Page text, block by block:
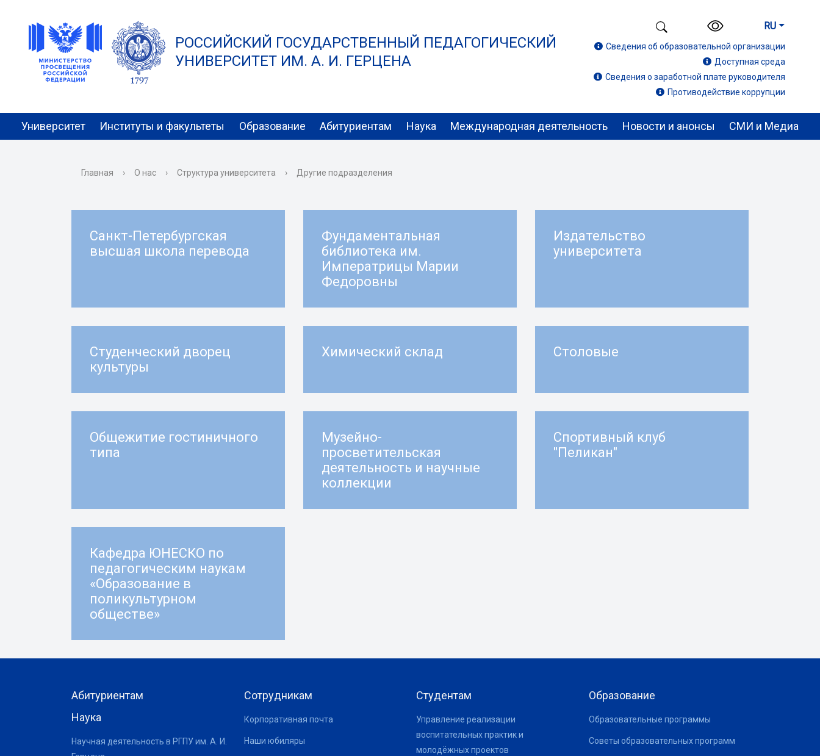
РОССИЙСКИЙ ГОСУДАРСТВЕННЫЙ ПЕДАГОГИЧЕСКИЙ
УНИВЕРСИТЕТ ИМ. А. И. ГЕРЦЕНА
RU
Сведения об образовательной организации
Доступная среда
Сведения о заработной плате руководителя
Противодействие коррупции
Университет Институты и факультеты Образование Абитуриентам Наука Международная деятельность Новости и анонсы СМИ и Медиа
Главная › О нас › Структура университета › Другие подразделения
Санкт-Петербургская
высшая школа перевода
Фундаментальная
библиотека им.
Императрицы Марии
Федоровны
Издательство
университета
Студенческий дворец
культуры
Химический склад Столовые
Общежитие гостиничного
типа
Музейно-
просветительская
деятельность и научные
коллекции
Спортивный клуб
"Пеликан"
Кафедра ЮНЕСКО по
педагогическим наукам
«Образование в
поликультурном
обществе»
Абитуриентам
Наука
Научная деятельность в РГПУ им. А. И.
Сотрудникам
Корпоративная почта
Наши юбиляры
Студентам
Управление реализации
воспитательных практик и
молодёжных проектов
Образование
Образовательные программы
Советы образовательных программ